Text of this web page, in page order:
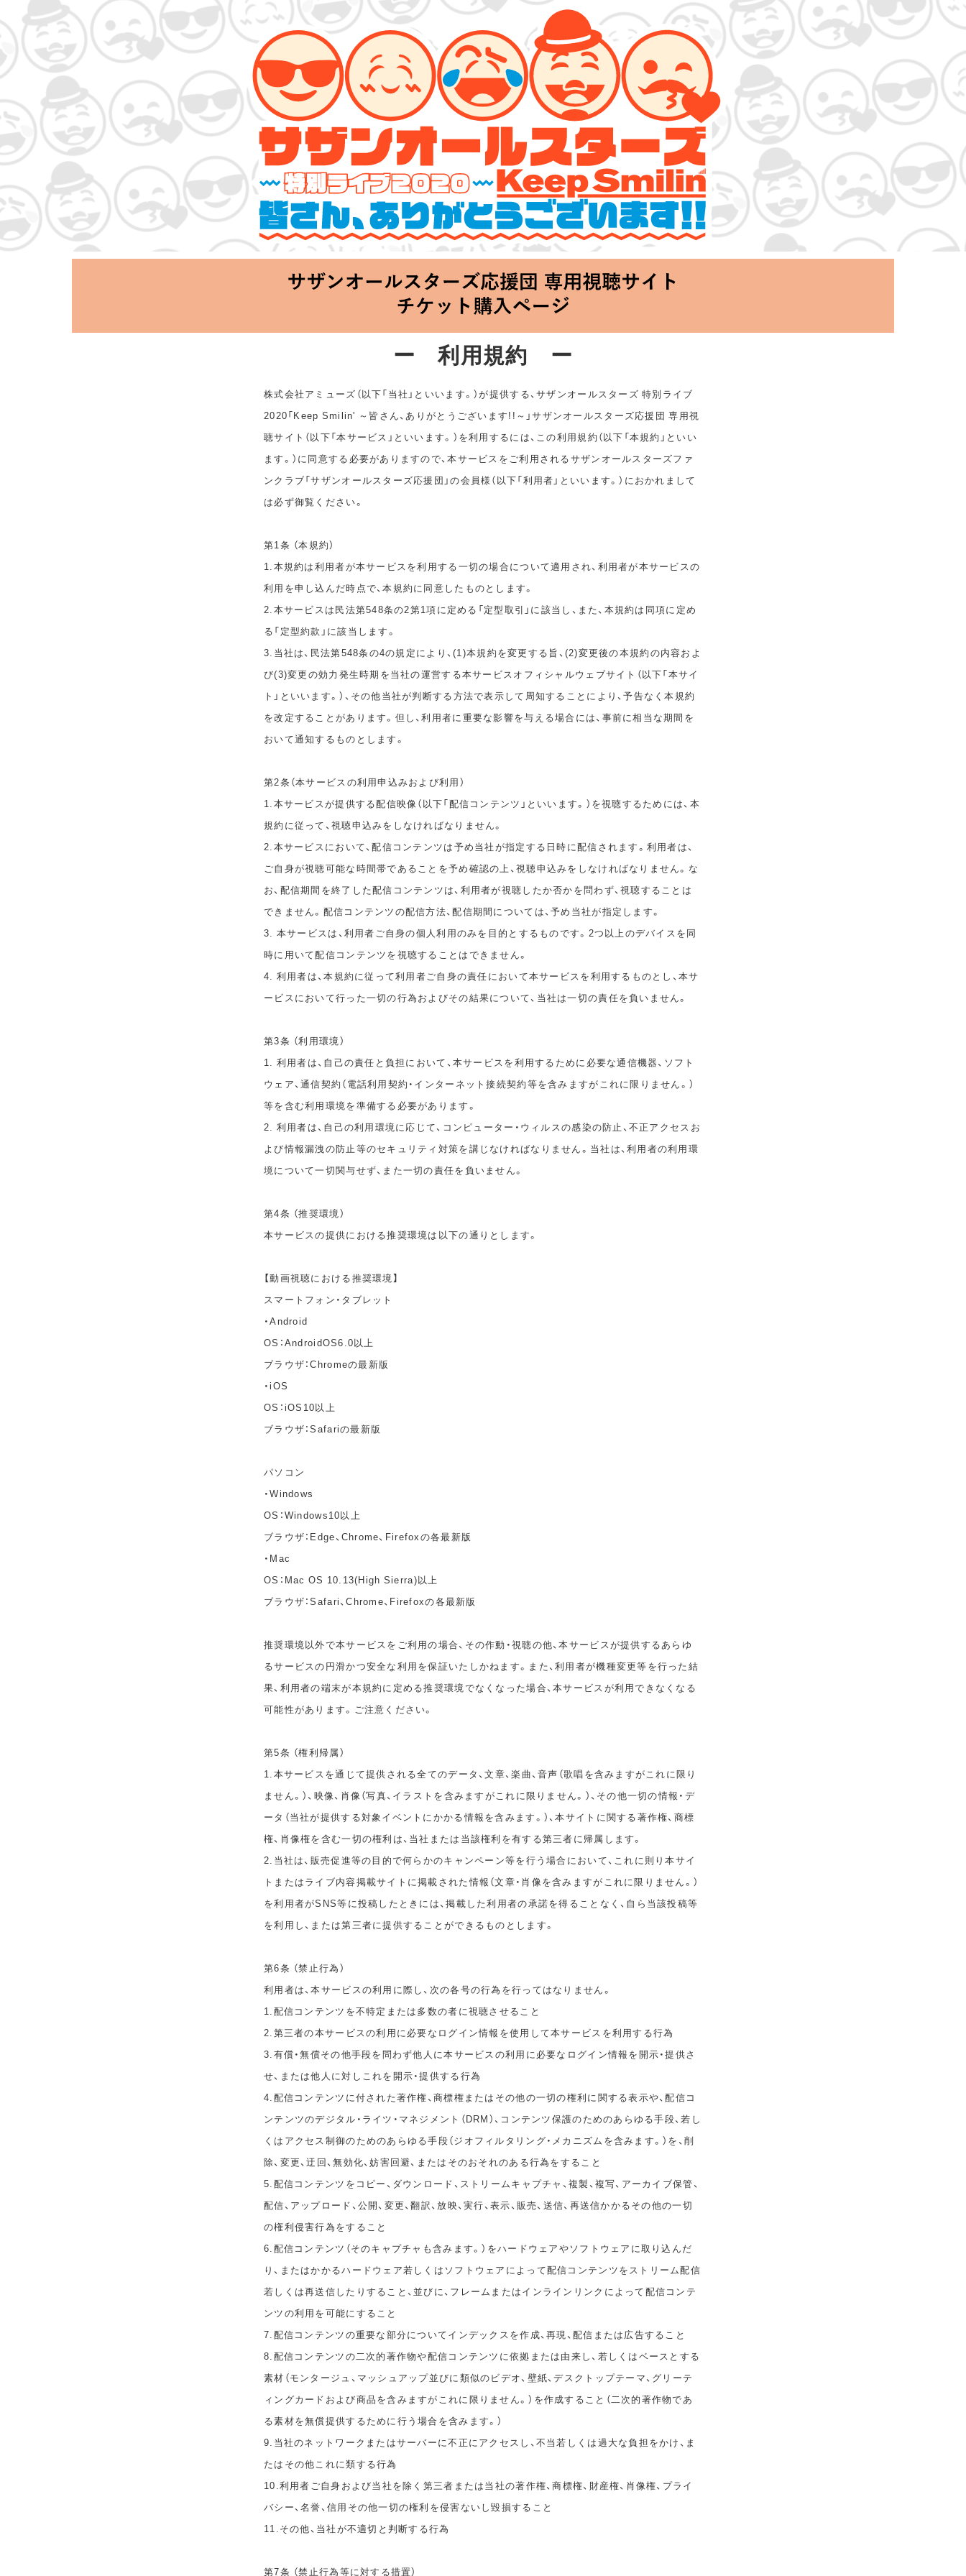
サザンオールスターズ 特別ライブ 2020
「Keep Smilin’～皆さん、ありがとうございます!!～」
2020.06.25 Thu 20:00 Start at 横浜アリーナ
ー 利用規約 ー
株式会社アミューズ（以下「当社」といいます。）が提供する、サザンオールスターズ 特別ライブ
2020「Keep Smilin' ～皆さん、ありがとうございます!!～」サザンオールスターズ応援団 専用視
聴サイト（以下「本サービス」といいます。）を利用するには、この利用規約（以下「本規約」といい
ます。）に同意する必要がありますので、本サービスをご利用されるサザンオールスターズファ
ンクラブ「サザンオールスターズ応援団」の会員様（以下「利用者」といいます。）におかれまして
は必ず御覧ください。
第1条 （本規約）
1.本規約は利用者が本サービスを利用する一切の場合について適用され、利用者が本サービスの
利用を申し込んだ時点で、本規約に同意したものとします。
2.本サービスは民法第548条の2第1項に定める「定型取引」に該当し、また、本規約は同項に定め
る「定型約款」に該当します。
3.当社は、民法第548条の4の規定により、(1)本規約を変更する旨、(2)変更後の本規約の内容およ
び(3)変更の効力発生時期を当社の運営する本サービスオフィシャルウェブサイト（以下「本サイ
ト」といいます。）、その他当社が判断する方法で表示して周知することにより、予告なく本規約
を改定することがあります。但し、利用者に重要な影響を与える場合には、事前に相当な期間を
おいて通知するものとします。
第2条（本サービスの利用申込みおよび利用）
1.本サービスが提供する配信映像（以下「配信コンテンツ」といいます。）を視聴するためには、本
規約に従って、視聴申込みをしなければなりません。
2.本サービスにおいて、配信コンテンツは予め当社が指定する日時に配信されます。利用者は、
ご自身が視聴可能な時間帯であることを予め確認の上、視聴申込みをしなければなりません。な
お、配信期間を終了した配信コンテンツは、利用者が視聴したか否かを問わず、視聴することは
できません。配信コンテンツの配信方法、配信期間については、予め当社が指定します。
3. 本サービスは、利用者ご自身の個人利用のみを目的とするものです。2つ以上のデバイスを同
時に用いて配信コンテンツを視聴することはできません。
4. 利用者は、本規約に従って利用者ご自身の責任において本サービスを利用するものとし、本サ
ービスにおいて行った一切の行為およびその結果について、当社は一切の責任を負いません。
第3条 （利用環境）
1. 利用者は、自己の責任と負担において、本サービスを利用するために必要な通信機器、ソフト
ウェア、通信契約（電話利用契約・インターネット接続契約等を含みますがこれに限りません。）
等を含む利用環境を準備する必要があります。
2. 利用者は、自己の利用環境に応じて、コンピューター・ウィルスの感染の防止、不正アクセスお
よび情報漏洩の防止等のセキュリティ対策を講じなければなりません。当社は、利用者の利用環
境について一切関与せず、また一切の責任を負いません。
第4条 （推奨環境）
本サービスの提供における推奨環境は以下の通りとします。
【動画視聴における推奨環境】
スマートフォン・タブレット
・Android
OS：AndroidOS6.0以上
ブラウザ：Chromeの最新版
・iOS
OS：iOS10以上
ブラウザ：Safariの最新版
パソコン
・Windows
OS：Windows10以上
ブラウザ：Edge、Chrome、Firefoxの各最新版
・Mac
OS：Mac OS 10.13(High Sierra)以上
ブラウザ：Safari、Chrome、Firefoxの各最新版
推奨環境以外で本サービスをご利用の場合、その作動・視聴の他、本サービスが提供するあらゆ
るサービスの円滑かつ安全な利用を保証いたしかねます。また、利用者が機種変更等を行った結
果、利用者の端末が本規約に定める推奨環境でなくなった場合、本サービスが利用できなくなる
可能性があります。ご注意ください。
第5条 （権利帰属）
1.本サービスを通じて提供される全てのデータ、文章、楽曲、音声（歌唱を含みますがこれに限り
ません。）、映像、肖像（写真、イラストを含みますがこれに限りません。）、その他一切の情報・デ
ータ（当社が提供する対象イベントにかかる情報を含みます。）、本サイトに関する著作権、商標
権、肖像権を含む一切の権利は、当社または当該権利を有する第三者に帰属します。
2.当社は、販売促進等の目的で何らかのキャンペーン等を行う場合において、これに則り本サイ
トまたはライブ内容掲載サイトに掲載された情報（文章・肖像を含みますがこれに限りません。）
を利用者がSNS等に投稿したときには、掲載した利用者の承諾を得ることなく、自ら当該投稿等
を利用し、または第三者に提供することができるものとします。
第6条 （禁止行為）
利用者は、本サービスの利用に際し、次の各号の行為を行ってはなりません。
1.配信コンテンツを不特定または多数の者に視聴させること
2.第三者の本サービスの利用に必要なログイン情報を使用して本サービスを利用する行為
3.有償・無償その他手段を問わず他人に本サービスの利用に必要なログイン情報を開示・提供さ
せ、または他人に対しこれを開示・提供する行為
4.配信コンテンツに付された著作権、商標権またはその他の一切の権利に関する表示や、配信コ
ンテンツのデジタル・ライツ・マネジメント（DRM）、コンテンツ保護のためのあらゆる手段、若し
くはアクセス制御のためのあらゆる手段（ジオフィルタリング・メカニズムを含みます。）を、削
除、変更、迂回、無効化、妨害回避、またはそのおそれのある行為をすること
5.配信コンテンツをコピー、ダウンロード、ストリームキャプチャ、複製、複写、アーカイブ保管、
配信、アップロード、公開、変更、翻訳、放映、実行、表示、販売、送信、再送信かかるその他の一切
の権利侵害行為をすること
6.配信コンテンツ（そのキャプチャも含みます。）をハードウェアやソフトウェアに取り込んだ
り、またはかかるハードウェア若しくはソフトウェアによって配信コンテンツをストリーム配信
若しくは再送信したりすること、並びに、フレームまたはインラインリンクによって配信コンテ
ンツの利用を可能にすること
7.配信コンテンツの重要な部分についてインデックスを作成、再現、配信または広告すること
8.配信コンテンツの二次的著作物や配信コンテンツに依拠または由来し、若しくはベースとする
素材（モンタージュ、マッシュアップ並びに類似のビデオ、壁紙、デスクトップテーマ、グリーテ
ィングカードおよび商品を含みますがこれに限りません。）を作成すること（二次的著作物であ
る素材を無償提供するために行う場合を含みます。）
9.当社のネットワークまたはサーバーに不正にアクセスし、不当若しくは過大な負担をかけ、ま
たはその他これに類する行為
10.利用者ご自身および当社を除く第三者または当社の著作権、商標権、財産権、肖像権、プライ
バシー、名誉、信用その他一切の権利を侵害ないし毀損すること
11.その他、当社が不適切と判断する行為
第7条 （禁止行為等に対する措置）